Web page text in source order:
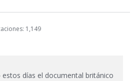
1,149
estos días el documental británico